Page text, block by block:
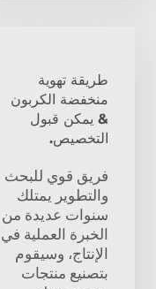
طريقة تهوية
منخفضة الكربون
& يمكن قبول
التخصيص.
فريق قوي للبحث
والتطوير يمتلك
سنوات عديدة من
الخبرة العملية في
الإنتاج، وسيقوم
بتصنيع منتجات